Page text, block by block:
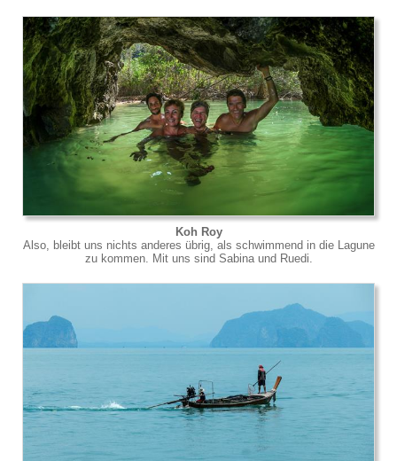
Koh Roy
Also, bleibt uns nichts anderes übrig, als schwimmend in die Lagune
zu kommen. Mit uns sind Sabina und Ruedi.